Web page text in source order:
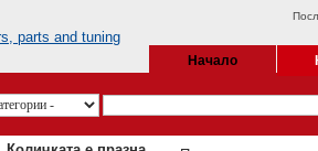
Начало